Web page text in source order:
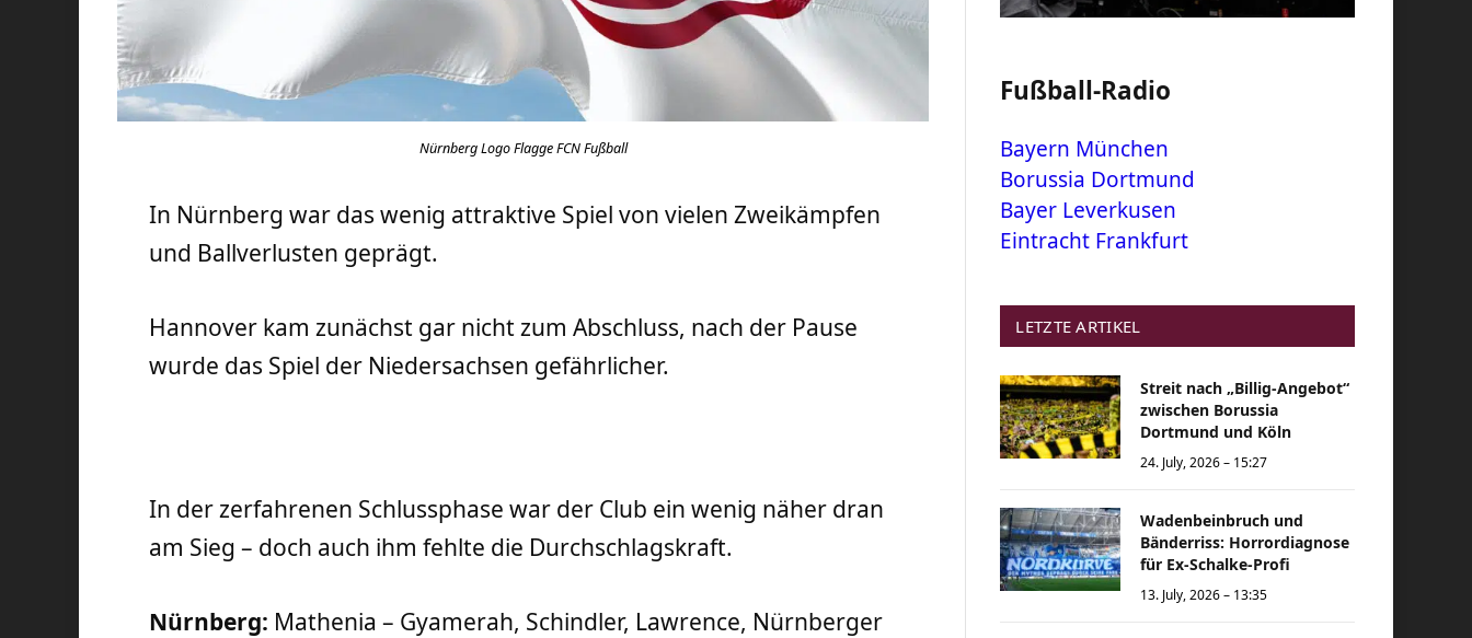
Nürnberg Logo Flagge FCN Fußball
In Nürnberg war das wenig attraktive Spiel von vielen Zweikämpfen
und Ballverlusten geprägt.
Hannover kam zunächst gar nicht zum Abschluss, nach der Pause
wurde das Spiel der Niedersachsen gefährlicher.
In der zerfahrenen Schlussphase war der Club ein wenig näher dran
am Sieg – doch auch ihm fehlte die Durchschlagskraft.
Nürnberg: Mathenia – Gyamerah, Schindler, Lawrence, Nürnberger
Fußball-Radio
Bayern München
Borussia Dortmund
Bayer Leverkusen
Eintracht Frankfurt
LETZTE ARTIKEL
Streit nach „Billig-Angebot“
zwischen Borussia
Dortmund und Köln
24. July, 2026 – 15:27
Wadenbeinbruch und
Bänderriss: Horrordiagnose
für Ex-Schalke-Profi
13. July, 2026 – 13:35